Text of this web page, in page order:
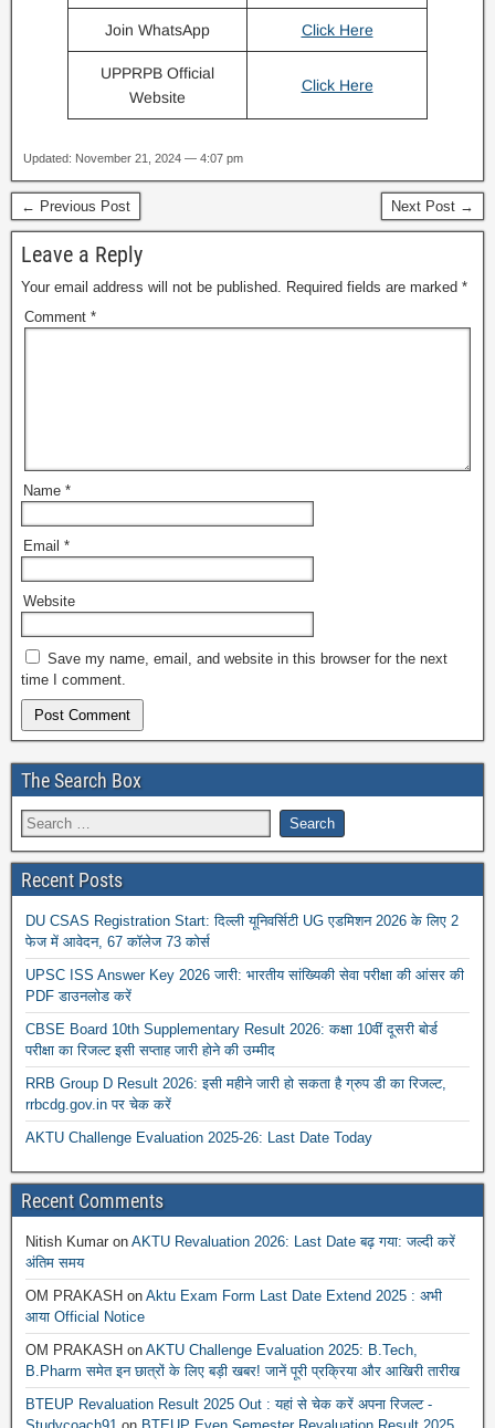
Join WhatsApp Click Here
UPPRPB Official
Website
Click Here
Updated: November 21, 2024 — 4:07 pm
← Previous Post Next Post →
Leave a Reply
Your email address will not be published. Required fields are marked *
Comment *
Name *
Email *
Website
Save my name, email, and website in this browser for the next
time I comment.
The Search Box
Recent Posts
DU CSAS Registration Start: दिल्ली यूनिवर्सिटी UG एडमिशन 2026 के लिए 2
फेज में आवेदन, 67 कॉलेज 73 कोर्स
UPSC ISS Answer Key 2026 जारी: भारतीय सांख्यिकी सेवा परीक्षा की आंसर की
PDF डाउनलोड करें
CBSE Board 10th Supplementary Result 2026: कक्षा 10वीं दूसरी बोर्ड
परीक्षा का रिजल्ट इसी सप्ताह जारी होने की उम्मीद
RRB Group D Result 2026: इसी महीने जारी हो सकता है ग्रुप डी का रिजल्ट,
rrbcdg.gov.in पर चेक करें
AKTU Challenge Evaluation 2025-26: Last Date Today
Recent Comments
Nitish Kumar on AKTU Revaluation 2026: Last Date बढ़ गया: जल्दी करें
अंतिम समय
OM PRAKASH on Aktu Exam Form Last Date Extend 2025 : अभी
आया Official Notice
OM PRAKASH on AKTU Challenge Evaluation 2025: B.Tech,
B.Pharm समेत इन छात्रों के लिए बड़ी खबर! जानें पूरी प्रक्रिया और आखिरी तारीख
BTEUP Revaluation Result 2025 Out : यहां से चेक करें अपना रिजल्ट -